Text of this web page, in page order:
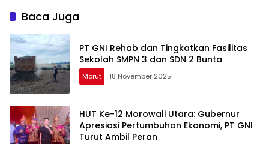
Baca Juga
PT GNI Rehab dan Tingkatkan Fasilitas
Sekolah SMPN 3 dan SDN 2 Bunta
Morut 18 November 2025
HUT Ke-12 Morowali Utara: Gubernur
Apresiasi Pertumbuhan Ekonomi, PT GNI
Turut Ambil Peran